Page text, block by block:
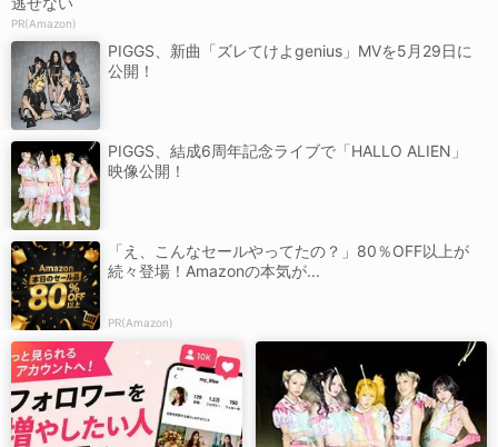
PR(Amazon)
PIGGS、新曲「ズレてけよgenius」MVを5月29日に
公開！
PIGGS、結成6周年記念ライブで「HALLO ALIEN」
映像公開！
「え、こんなセールやってたの？」80％OFF以上が
続々登場！Amazonの本気が...
PR(Amazon)